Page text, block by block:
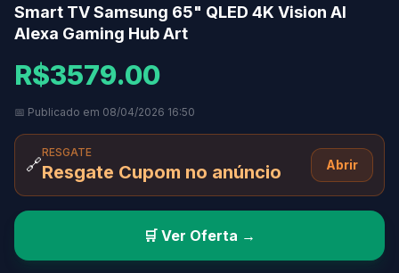
Smart TV Samsung 65" QLED 4K Vision AI
Alexa Gaming Hub Art
R$3579.00
📅 Publicado em 08/04/2026 16:50
🔗
RESGATE
Resgate Cupom no anúncio Abrir
🛒 Ver Oferta →